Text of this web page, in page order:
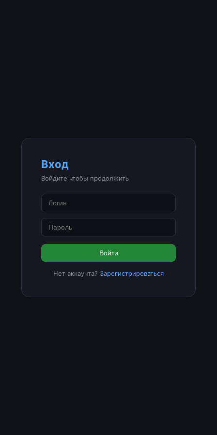
Вход
Войдите чтобы продолжить
Войти
Нет аккаунта? Зарегистрироваться